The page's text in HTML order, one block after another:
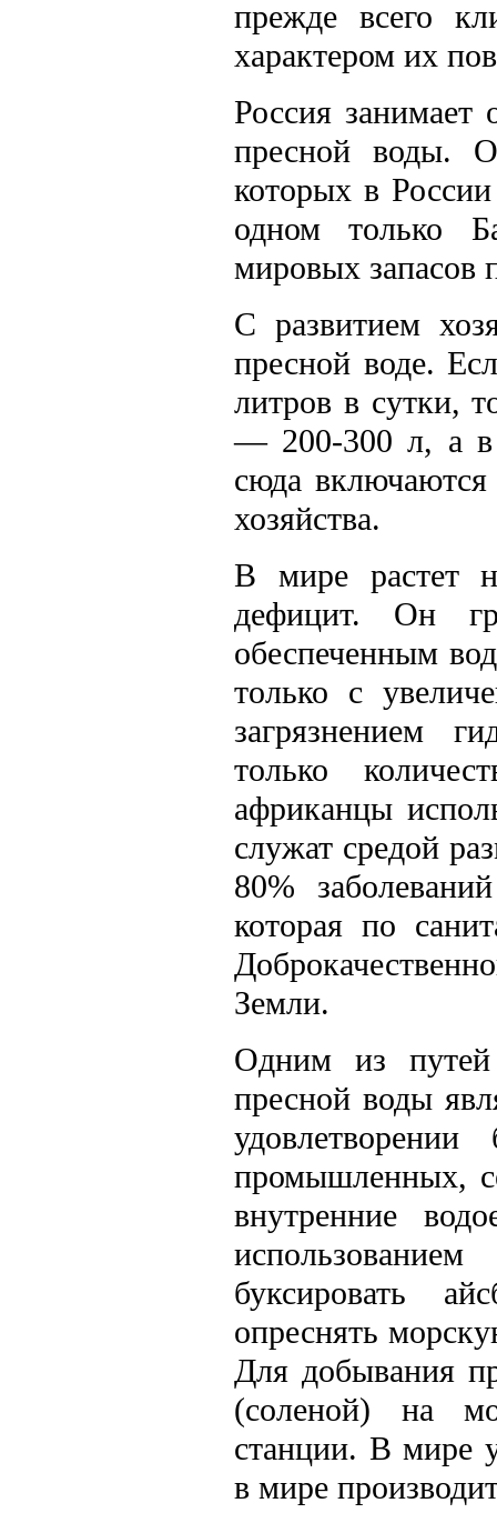
прежде всего
характером их
Россия
пресной воды.
которых в
одном только
мировых запасов
С развитием
пресной воде.
литров в сутки,
— 200-300 л, а в
сюда
хозяйства.
В мире растет
дефицит. Он
обеспеченным
только с
загрязнением
только
африканцы
служат средой
80%
которая по
Земли.
Одним из путей
пресной воды
промышленных,
внутренние
буксировать
опреснять
Для добывания
(соленой) на
станции. В мире
в мире